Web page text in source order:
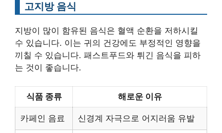
고지방 음식
지방이 많이 함유된 음식은 혈액 순환을 저하시킬
수 있습니다. 이는 귀의 건강에도 부정적인 영향을
끼칠 수 있습니다. 패스트푸드와 튀긴 음식을 피하
는 것이 좋습니다.
식품 종류 해로운 이유
카페인 음료 신경계 자극으로 어지러움 유발